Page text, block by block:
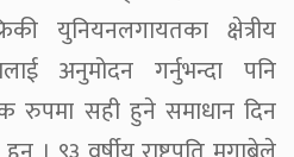
युनियनलगायतका क्षेत्रीय
अनुमोदन गर्नुभन्दा पनि
रुपमा सही हुने समाधान दिन